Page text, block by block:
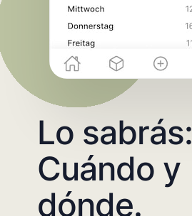
Lo sabrás:
Cuándo y
dónde.